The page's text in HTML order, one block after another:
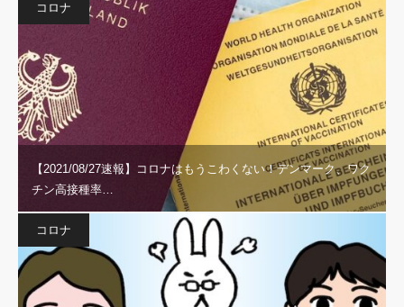
コロナ
【2021/08/27速報】コロナはもうこわくない！デンマーク、ワク
チン高接種率…
コロナ